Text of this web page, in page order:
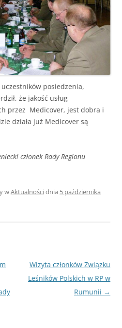
posiedzenia,
że jakość usług
przez Medicover, jest dobra i
działa już Medicover są
członek Rady Regionu
wAktualnościdnia 5 października
Wizyta członków Związku
Leśników Polskich w RP w
Rumunii →